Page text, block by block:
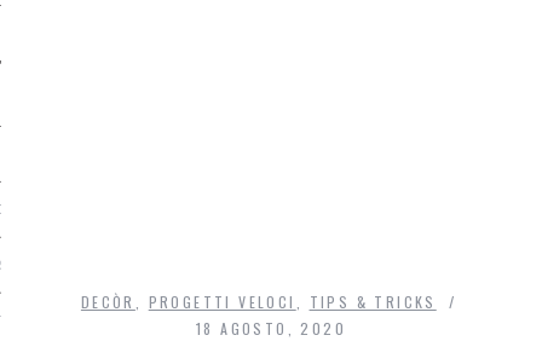
DECÒR PROGETTI VELOCI
TIPS & TRICKS
18 AGOSTO, 2020